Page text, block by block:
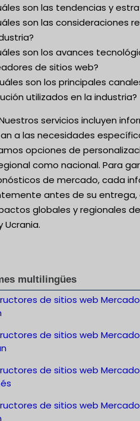
son las tendencias y
son las consideraciones
son los avances
de sitios web?
son los principales
utilizados en la industria?
servicios incluyen
a las necesidades
opciones de
como nacional. Para
de mercado, cada
antes de su
globales y regionales
Ucrania.
multilingües
de sitios web Mercado
de sitios web Mercado
de sitios web Mercado
de sitios web Mercado